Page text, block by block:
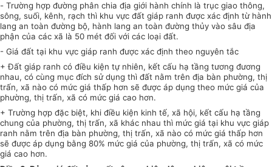
- Trường hợp đường phân chia địa giới hành chính là trục giao thông,
sông, suối, kênh, rạch thì khu vực đất giáp ranh được xác định từ hành
lang an toàn đường bộ, hành lang an toàn đường thủy vào sâu địa
phận của các xã là 50 mét đối với các loại đất.
- Giá đất tại khu vực giáp ranh được xác định theo nguyên tắc
+ Đất giáp ranh có điều kiện tự nhiên, kết cấu hạ tầng tương đương
nhau, có cùng mục đích sử dụng thì đất nằm trên địa bàn phường, thị
trấn, xã nào có mức giá thấp hơn sẽ được áp dụng theo mức giá của
phường, thị trấn, xã có mức giá cao hơn.
+ Trường hợp đặc biệt, khi điều kiện kinh tế, xã hội, kết cấu hạ tầng
chung của phường, thị trấn, xã khác nhau thì mức giá tại khu vực giáp
ranh nằm trên địa bàn phường, thị trấn, xã nào có mức giá thấp hơn
sẽ được áp dụng bằng 80% mức giá của phường, thị trấn, xã có mức
giá cao hơn.